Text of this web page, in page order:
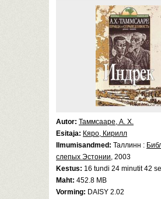
Autor: Таммсааре, А. Х.
Esitaja: Кяро, Кирилл
Ilmumisandmed: Таллинн :
слепых Эстонии, 2003
Kestus: 16 tundi 24 minutit 42
Maht: 452.8 MB
Vorming: DAISY 2.02